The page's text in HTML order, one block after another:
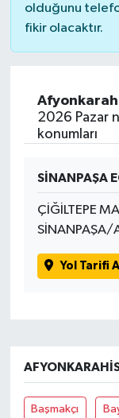
olduğunu
fikir olacaktır.
2026 Pazar
konumları
SİNANPAŞA
ÇİĞİLTEPE
SİNANPAŞA/
Yol Tarifi Al
Başmakçı